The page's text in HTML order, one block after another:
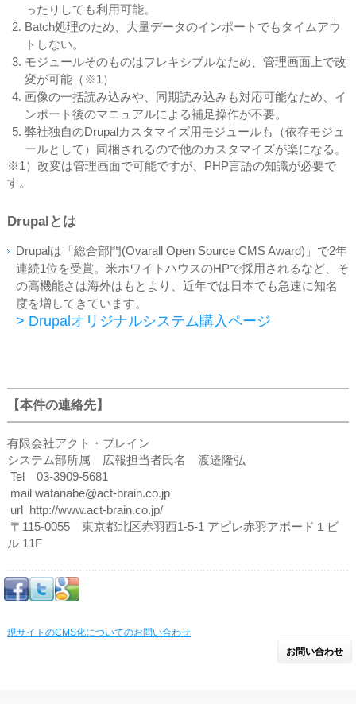
ったりしても利用可能。
Batch処理のため、大量データのインポートでもタイムアウ
トしない。
モジュールそのものはフレキシブルなため、管理画面上で改
変が可能（※1）
画像の一括読み込みや、同期読み込みも対応可能なため、イ
ンポート後のマニュアルによる補足操作が不要。
弊社独自のDrupalカスタマイズ用モジュールも（依存モジュ
ールとして）同梱されるので他のカスタマイズが楽になる。
※1）改変は管理画面で可能ですが、PHP言語の知識が必要で
す。
Drupalとは
Drupalは「総合部門(Ovarall Open Source CMS Award)」で2年
連続1位を受賞。米ホワイトハウスのHPで採用されるなど、そ
の高機能さは海外はもとより、近年では日本でも急速に知名
度を増してきています。
> Drupalオリジナルシステム購入ページ
【本件の連絡先】
有限会社アクト・ブレイン
システム部所属 広報担当者氏名 渡邉隆弘
Tel 03-3909-5681
mail watanabe@act-brain.co.jp
url http://www.act-brain.co.jp/
〒115-0055 東京都北区赤羽西1-5-1 アピレ赤羽アボード１ビ
ル 11F
現サイトのCMS化についてのお問い合わせ
お問い合わせ